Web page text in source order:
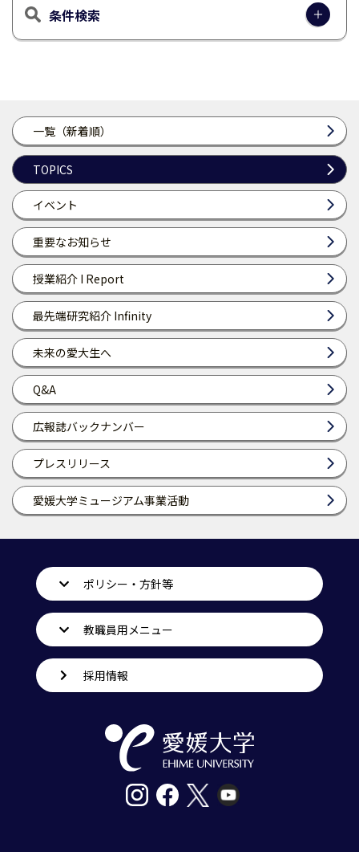
一覧（新着順）
TOPICS
イベント
重要なお知らせ
授業紹介 I Report
最先端研究紹介 Infinity
未来の愛大生へ
Q&A
広報誌バックナンバー
プレスリリース
愛媛大学ミュージアム事業活動
条件検索
ポリシー・方針等
教職員用メニュー
採用情報